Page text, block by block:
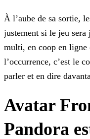
À l’aube de sa sortie,
justement si le jeu sera
multi, en coop en ligne
l’occurrence, c’est le
parler et en dire
Avatar
Pandora